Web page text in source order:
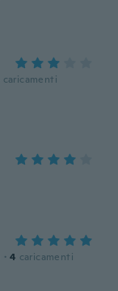
caricamenti
· 4 caricamenti